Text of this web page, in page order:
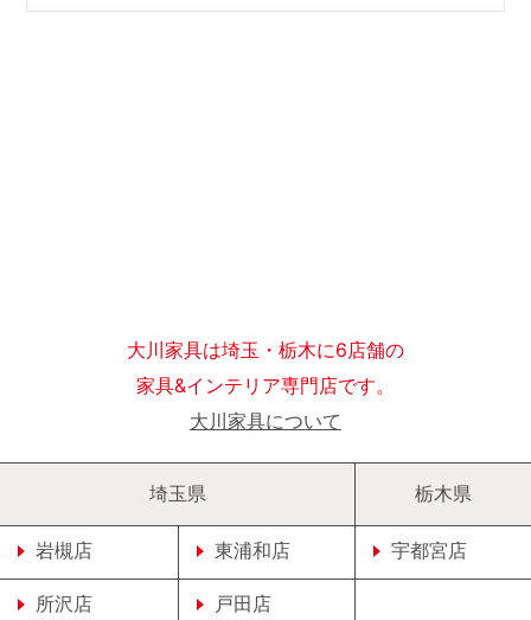
大川家具は埼玉・栃木に6店舗の
家具&インテリア専門店です。
大川家具について
埼玉県
岩槻店 東浦和店
所沢店 戸田店
栃木県
宇都宮店